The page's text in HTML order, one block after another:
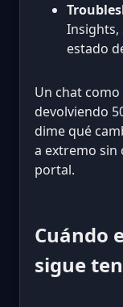
Insights,
estado
Un chat como
devolviendo
dime qué
a extremo sin
portal.
Cuándo
sigue